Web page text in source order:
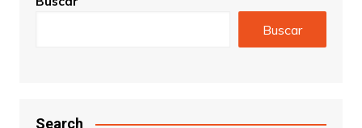
Buscar
Search